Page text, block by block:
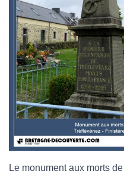
Le monument aux morts